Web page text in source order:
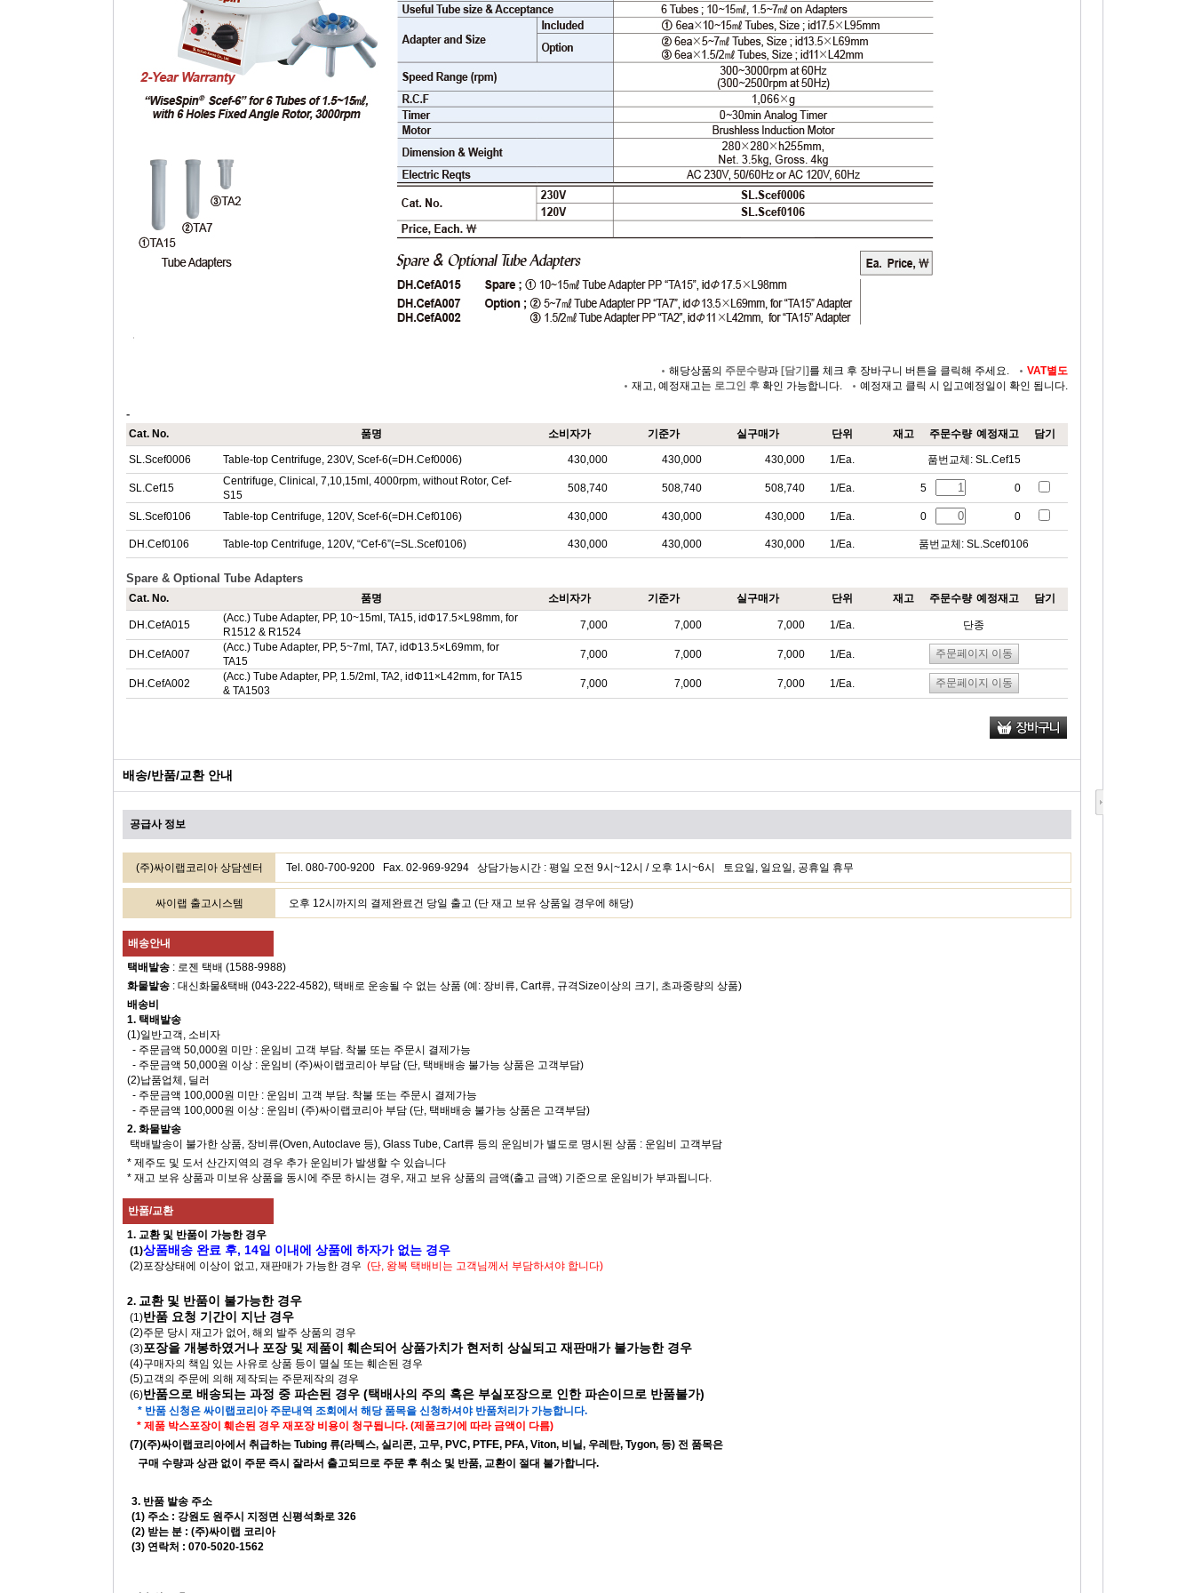
해당상품의 주문수량과 [담기] 를 체크 후 장바구니 버튼을 클릭해 주세요.
VAT별도
재고, 예정재고는 로그인 후 확인 가능합니다. 예정재고 클릭 시 입고예정일이 확인 됩니다.
-
Cat. No. 품명 소비자가 기준가 실구매가 단위 재고 주문수량 예정재고 담기
SL.Scef0006 Table-top Centrifuge, 230V, Scef-6(=DH.Cef0006) 430,000 430,000 430,000 1/Ea. 품번교체: SL.Cef15
SL.Cef15
Centrifuge, Clinical, 7,10,15ml, 4000rpm, without Rotor, Cef-
S15
508,740 508,740 508,740 1/Ea. 5 0
SL.Scef0106 Table-top Centrifuge, 120V, Scef-6(=DH.Cef0106) 430,000 430,000 430,000 1/Ea. 0 0
DH.Cef0106 Table-top Centrifuge, 120V, “Cef-6”(=SL.Scef0106) 430,000 430,000 430,000 1/Ea. 품번교체: SL.Scef0106
Spare & Optional Tube Adapters
Cat. No. 품명 소비자가 기준가 실구매가 단위 재고 주문수량 예정재고 담기
DH.CefA015
(Acc.) Tube Adapter, PP, 10~15ml, TA15, idΦ17.5×L98mm, for
R1512 & R1524
7,000 7,000 7,000 1/Ea. 단종
DH.CefA007
(Acc.) Tube Adapter, PP, 5~7ml, TA7, idΦ13.5×L69mm, for
TA15
7,000 7,000 7,000 1/Ea. 주문페이지 이동
DH.CefA002
(Acc.) Tube Adapter, PP, 1.5/2ml, TA2, idΦ11×L42mm, for TA15
& TA1503
7,000 7,000 7,000 1/Ea. 주문페이지 이동
배송/반품/교환 안내
공급사 정보
(주)싸이랩코리아 상담센터 Tel. 080-700-9200 Fax. 02-969-9294 상담가능시간 : 평일 오전 9시~12시 / 오후 1시~6시 토요일, 일요일, 공휴일 휴무
싸이랩 출고시스템 오후 12시까지의 결제완료건 당일 출고 (단 재고 보유 상품일 경우에 해당)
배송안내
택배발송 : 로젠 택배 (1588-9988)
화물발송 : 대신화물&택배 (043-222-4582), 택배로 운송될 수 없는 상품 (예: 장비류, Cart류, 규격Size이상의 크기, 초과중량의 상품)
배송비
1. 택배발송
(1)일반고객, 소비자
- 주문금액 50,000원 미만 : 운임비 고객 부담. 착불 또는 주문시 결제가능
- 주문금액 50,000원 이상 : 운임비 (주)싸이랩코리아 부담 (단, 택배배송 불가능 상품은 고객부담)
(2)납품업체, 딜러
- 주문금액 100,000원 미만 : 운임비 고객 부담. 착불 또는 주문시 결제가능
- 주문금액 100,000원 이상 : 운임비 (주)싸이랩코리아 부담 (단, 택배배송 불가능 상품은 고객부담)
2. 화물발송
택배발송이 불가한 상품, 장비류(Oven, Autoclave 등), Glass Tube, Cart류 등의 운임비가 별도로 명시된 상품 : 운임비 고객부담
* 제주도 및 도서 산간지역의 경우 추가 운임비가 발생할 수 있습니다
* 재고 보유 상품과 미보유 상품을 동시에 주문 하시는 경우, 재고 보유 상품의 금액(출고 금액) 기준으로 운임비가 부과됩니다.
반품/교환
1. 교환 및 반품이 가능한 경우
(1)상품배송 완료 후, 14일 이내에 상품에 하자가 없는 경우
(2)포장상태에 이상이 없고, 재판매가 가능한 경우 (단, 왕복 택배비는 고객님께서 부담하셔야 합니다)
2. 교환 및 반품이 불가능한 경우
(1)반품 요청 기간이 지난 경우
(2)주문 당시 재고가 없어, 해외 발주 상품의 경우
(3)포장을 개봉하였거나 포장 및 제품이 훼손되어 상품가치가 현저히 상실되고 재판매가 불가능한 경우
(4)구매자의 책임 있는 사유로 상품 등이 멸실 또는 훼손된 경우
(5)고객의 주문에 의해 제작되는 주문제작의 경우
(6)반품으로 배송되는 과정 중 파손된 경우 (택배사의 주의 혹은 부실포장으로 인한 파손이므로 반품불가)
* 반품 신청은 싸이랩코리아 주문내역 조회에서 해당 품목을 신청하셔야 반품처리가 가능합니다.
* 제품 박스포장이 훼손된 경우 재포장 비용이 청구됩니다. (제품크기에 따라 금액이 다름)
(7)(주)싸이랩코리아에서 취급하는 Tubing 류(라텍스, 실리콘, 고무, PVC, PTFE, PFA, Viton, 비닐, 우레탄, Tygon, 등) 전 품목은
구매 수량과 상관 없이 주문 즉시 잘라서 출고되므로 주문 후 취소 및 반품, 교환이 절대 불가합니다.
3. 반품 발송 주소
(1) 주소 : 강원도 원주시 지정면 신평석화로 326
(2) 받는 분 : (주)싸이랩 코리아
(3) 연락처 : 070-5020-1562